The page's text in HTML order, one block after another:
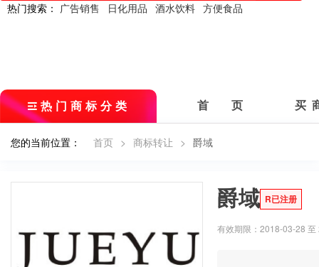
热门搜索： 广告销售 日化用品 酒水饮料 方便食品
热门商标分类 首 页 买
您的当前位置： 首页 > 商标转让 > 爵域
爵域 R已注册
有效期限：2018-03-28